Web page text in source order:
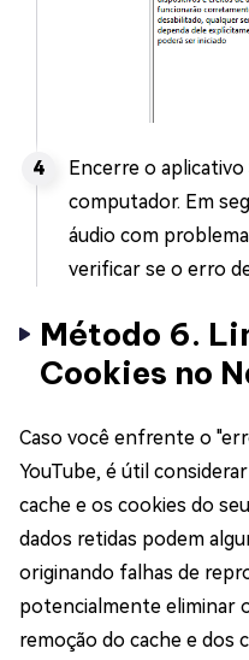
Encerre o
computador. Em
áudio com
verificar se o erro
Método 6.
Cookies no
Caso você enfrente o
YouTube, é útil
cache e os cookies do
dados retidas podem
originando falhas de
potencialmente eliminar
remoção do cache e dos